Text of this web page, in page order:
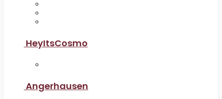
HeyItsCosmo
Angerhausen